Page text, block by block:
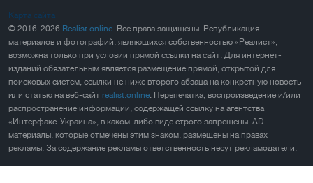
Карта сайта
© 2016-2026 Realist.online . Все права защищены. Републикация
материалов и фотографий, являющихся собственностью «Реалист»,
возможна только при условии прямой ссылки на сайт. Для интернет-
изданий обязательным является размещение прямой, открытой для
поисковых систем, ссылки не ниже второго абзаца на конкретную новость
или статью на веб-сайт realist.online . Перепечатка, воспроизведение и/или
распространение информации, содержащей ссылку на агентства
«Интерфакс-Украина», в каком-либо виде строго запрещены. AD –
материалы, которые отмечены этим знаком, размещены на правах
рекламы. За содержание рекламы ответственность несут рекламодатели.